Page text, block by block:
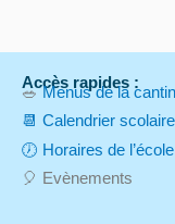
Accès rapides :
🥗Menus de la
📆 Calendrier scolaire
🕖 Horaires de l’école
🎈 Evènements